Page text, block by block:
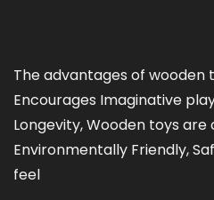
The advantages of wooden
Encourages Imaginative
Longevity, Wooden toys
Environmentally Friendly,
feel